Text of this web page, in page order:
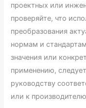
проектных или
проверяйте, что
преобразования
нормам и
значения или
применению,
руководству
или к